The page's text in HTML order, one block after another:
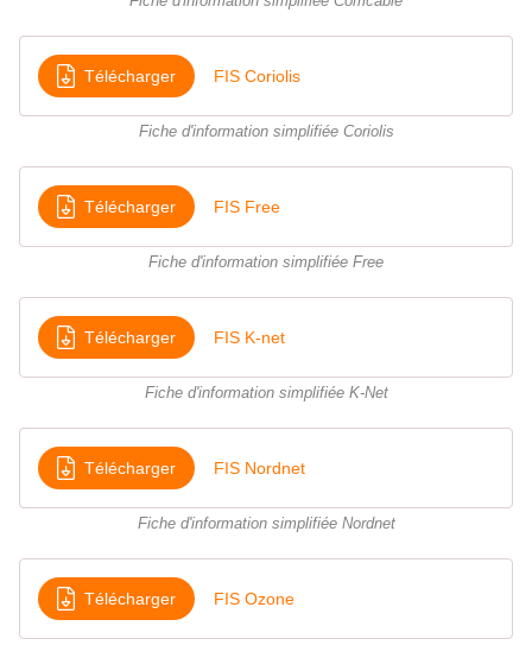
Télécharger FIS Coriolis
Fiche d'information simplifiée Coriolis
Télécharger FIS Free
Fiche d'information simplifiée Free
Télécharger FIS K-net
Fiche d'information simplifiée K-Net
Télécharger FIS Nordnet
Fiche d'information simplifiée Nordnet
Télécharger FIS Ozone